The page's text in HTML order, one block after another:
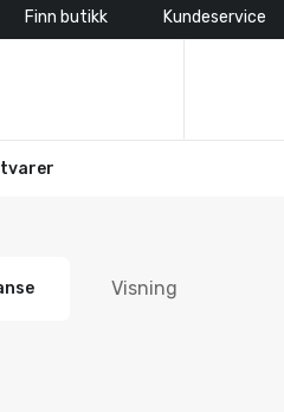
Finn butikk Kundeservice
Visning